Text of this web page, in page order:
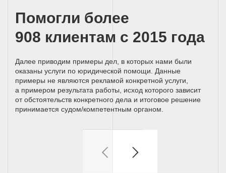
Помогли более
908 клиентам с 2015 года
Далее приводим примеры дел, в которых нами были
оказаны услуги по юридической помощи. Данные
примеры не являются рекламой конкретной услуги,
а примером результата работы, исход которого зависит
от обстоятельств конкретного дела и итоговое решение
принимается судом/компетентным органом.